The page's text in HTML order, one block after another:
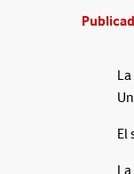
El